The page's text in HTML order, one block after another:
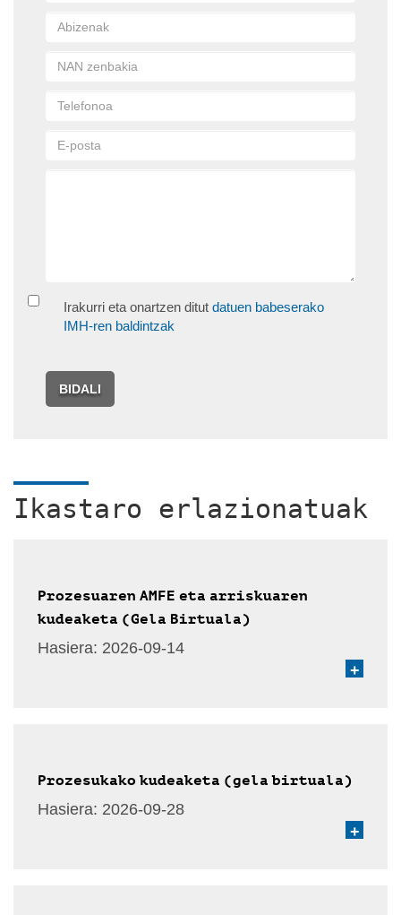
Irakurri eta onartzen ditut datuen babeserako
IMH-ren baldintzak
BIDALI
Ikastaro erlazionatuak
Prozesuaren AMFE eta arriskuaren
kudeaketa (Gela Birtuala)
Hasiera: 2026-09-14
+
Prozesukako kudeaketa (gela birtuala)
Hasiera: 2026-09-28
+